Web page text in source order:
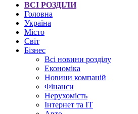
ВСІ РОЗДІЛИ
Головна
Україна
Місто
Світ
Бізнес
Всі новини розділу
Економіка
Новини компаній
Фінанси
Нерухомість
Інтернет та IT